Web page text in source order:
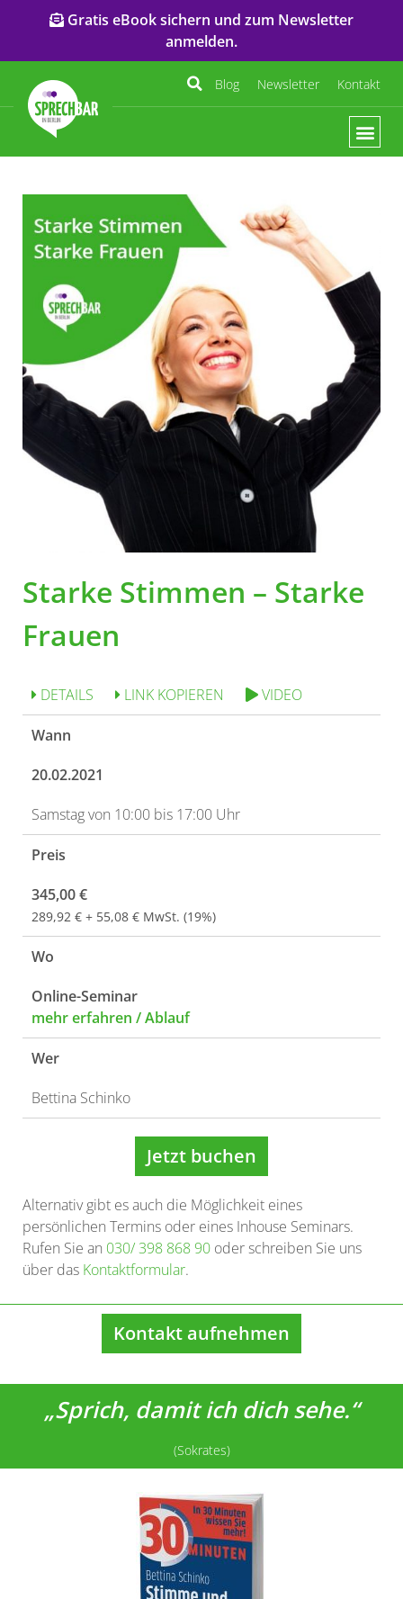
Gratis eBook sichern und zum Newsletter
anmelden.
Blog Newsletter Kontakt
Starke Stimmen – Starke
Frauen
DETAILS LINK KOPIEREN VIDEO
Wann
20.02.2021
Samstag von 10:00 bis 17:00 Uhr
Preis
345,00 €
289,92 € + 55,08 € MwSt. (19%)
Wo
Online-Seminar
mehr erfahren / Ablauf
Wer
Bettina Schinko
Jetzt buchen
Alternativ gibt es auch die Möglichkeit eines
persönlichen Termins oder eines Inhouse Seminars.
Rufen Sie an 030/ 398 868 90 oder schreiben Sie uns
über das Kontaktformular.
Kontakt aufnehmen
„Sprich, damit ich dich sehe.“
(Sokrates)